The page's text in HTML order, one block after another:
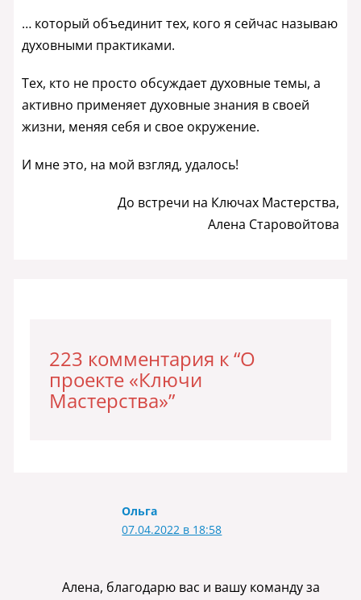
… который объединит тех, кого я сейчас называю
духовными практиками.
Тех, кто не просто обсуждает духовные темы, а
активно применяет духовные знания в своей
жизни, меняя себя и свое окружение.
И мне это, на мой взгляд, удалось!
До встречи на Ключах Мастерства,
Алена Старовойтова
223 комментария к “О
проекте «Ключи
Мастерства»”
Ольга
07.04.2022 в 18:58
Алена, благодарю вас и вашу команду за